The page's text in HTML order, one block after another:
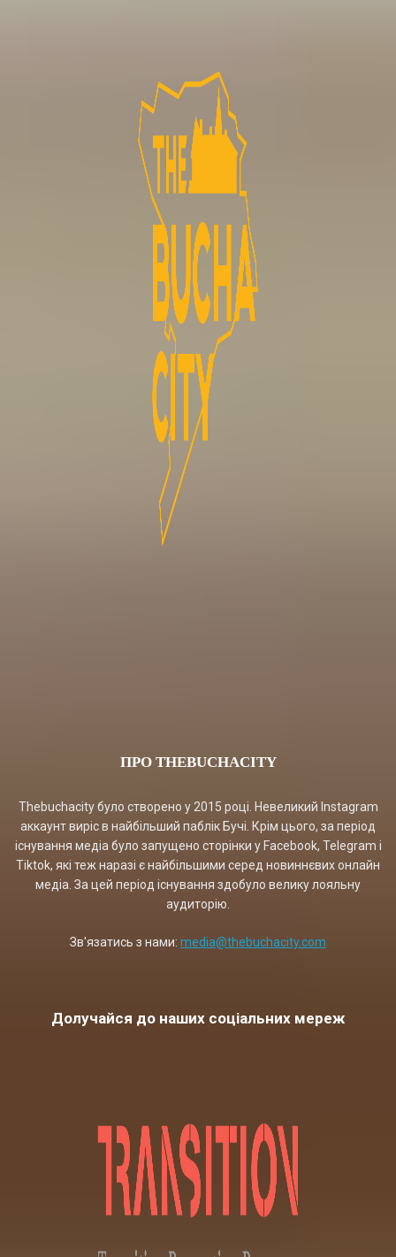
ПРО THEBUCHACITY
Thebuchacity було створено у 2015 році. Невеликий Instagram
аккаунт виріс в найбільший паблік Бучі. Крім цього, за період
існування медіа було запущено сторінки у Facebook, Telegram і
Tiktok, які теж наразі є найбільшими серед новиннєвих онлайн
медіа. За цей період існування здобуло велику лояльну
аудиторію.
Зв'язатись з нами: media@thebuchacity.com
Долучайся до наших соціальних мереж